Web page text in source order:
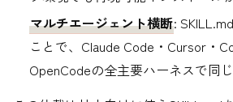
マルチエージェント横断:
ことで、Claude Code・Cursor・
OpenCodeの全主要ハーネスで同じ